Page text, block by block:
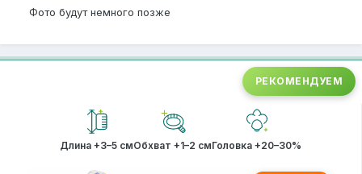
Фото будут немного позже
РЕКОМЕНДУЕМ
Длина +3–5 смОбхват +1–2 смГоловка +20–30%